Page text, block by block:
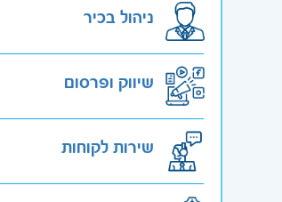
ניהול בכיר
שיווק ופרסום
שירות לקוחות